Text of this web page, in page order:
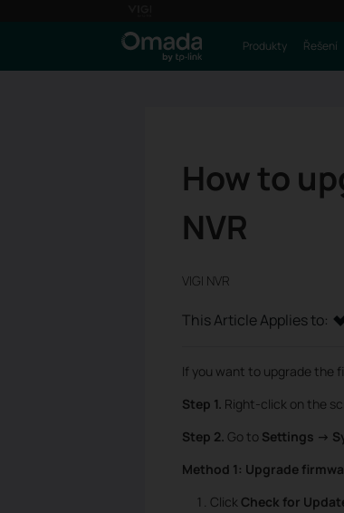
Produkty Řešení
How to
NVR
VIGI NVR
This Article Applies to:
If you want to upgrade the
Step 1. Right-click on the
Step 2. Go to Settings ->
Method 1: Upgrade
ClickCheck for